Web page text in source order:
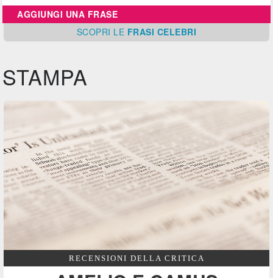
AGGIUNGI UNA FRASE
SCOPRI LE FRASI CELEBRI
STAMPA
RECENSIONI DELLA CRITICA